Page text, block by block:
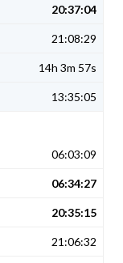
20:37:04
21:08:29
14h 3m 57s
13:35:05
06:03:09
06:34:27
20:35:15
21:06:32